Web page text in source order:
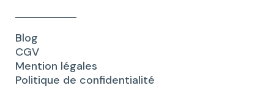
Blog
CGV
Mention légales
Politique de confidentialité